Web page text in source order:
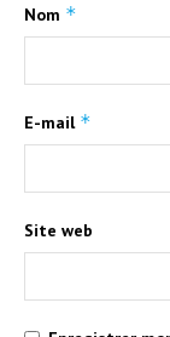
Nom *
E-mail *
Site web